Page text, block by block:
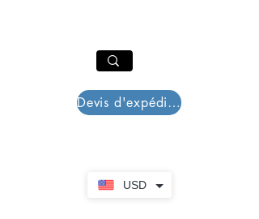
USD
Devis d'expédition